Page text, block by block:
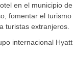
en el municipio
fomentar el
turistas extranjeros.
internacional